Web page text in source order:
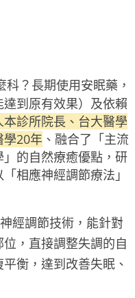
？長期使用安眠藥，
到原有效果）及依賴
本診所院長、台大醫學
學20年 、融合了「主流
的自然療癒優點，研
相應神經調節療法」
經調節技術，能針對
，直接調整失調的自
衡，達到改善失眠、